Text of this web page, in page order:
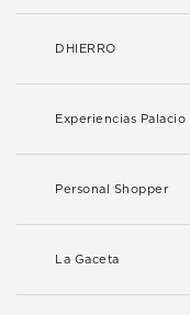
DHIERRO
Experiencias Palacio
Personal Shopper
La Gaceta